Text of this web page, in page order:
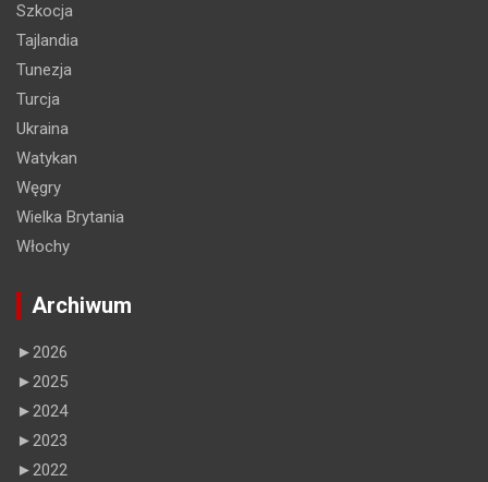
Szkocja
Tajlandia
Tunezja
Turcja
Ukraina
Watykan
Węgry
Wielka Brytania
Włochy
Archiwum
►2026
►2025
►2024
►2023
►2022